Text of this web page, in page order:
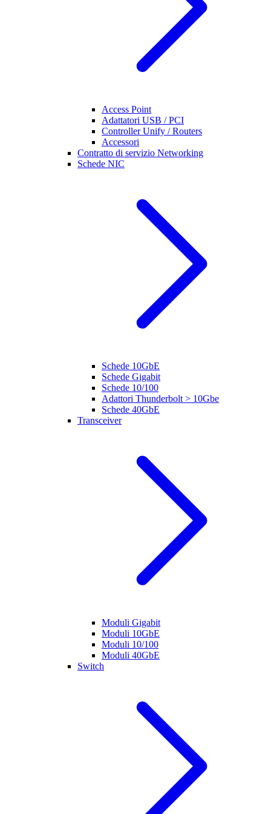
Access Point
Adattatori USB / PCI
Controller Unify / Routers
Accessori
Contratto di servizio Networking
Schede NIC
Schede 10GbE
Schede Gigabit
Schede 10/100
Adattori Thunderbolt > 10Gbe
Schede 40GbE
Transceiver
Moduli Gigabit
Moduli 10GbE
Moduli 10/100
Moduli 40GbE
Switch